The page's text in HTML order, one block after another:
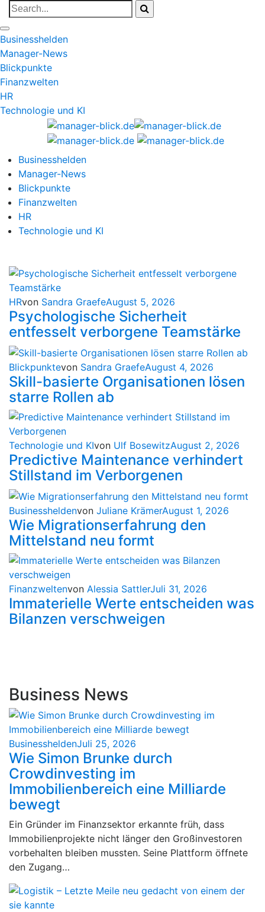
Businesshelden
Manager-News
Blickpunkte
Finanzwelten
HR
Technologie und KI
Businesshelden
Manager-News
Blickpunkte
Finanzwelten
HR
Technologie und KI
HRvon Sandra GraefeAugust 5, 2026
Psychologische Sicherheit
entfesselt verborgene Teamstärke
Blickpunktevon Sandra GraefeAugust 4, 2026
Skill-basierte Organisationen lösen
starre Rollen ab
Technologie und KIvon Ulf BosewitzAugust 2, 2026
Predictive Maintenance verhindert
Stillstand im Verborgenen
Businessheldenvon Juliane KrämerAugust 1, 2026
Wie Migrationserfahrung den
Mittelstand neu formt
Finanzweltenvon Alessia SattlerJuli 31, 2026
Immaterielle Werte entscheiden was
Bilanzen verschweigen
Business News
BusinessheldenJuli 25, 2026
Wie Simon Brunke durch
Crowdinvesting im
Immobilienbereich eine Milliarde
bewegt
Ein Gründer im Finanzsektor erkannte früh, dass
Immobilienprojekte nicht länger den Großinvestoren
vorbehalten bleiben mussten. Seine Plattform öffnete
den Zugang…